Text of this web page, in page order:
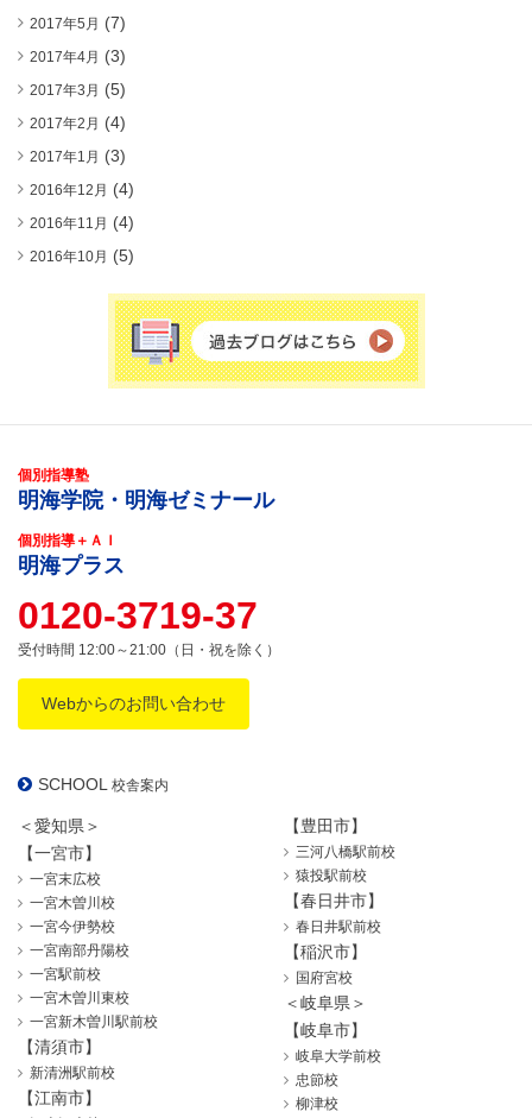
2017年5月 (7)
2017年4月 (3)
2017年3月 (5)
2017年2月 (4)
2017年1月 (3)
2016年12月 (4)
2016年11月 (4)
2016年10月 (5)
個別指導塾
明海学院・明海ゼミナール
個別指導＋ＡＩ
明海プラス
0120-3719-37
受付時間 12:00～21:00（日・祝を除く）
Webからのお問い合わせ
SCHOOL 校舎案内
＜愛知県＞
【一宮市】
一宮末広校
一宮木曽川校
一宮今伊勢校
一宮南部丹陽校
一宮駅前校
一宮木曽川東校
一宮新木曽川駅前校
【清須市】
新清洲駅前校
【江南市】
【豊田市】
三河八橋駅前校
猿投駅前校
【春日井市】
春日井駅前校
【稲沢市】
国府宮校
＜岐阜県＞
【岐阜市】
岐阜大学前校
忠節校
柳津校